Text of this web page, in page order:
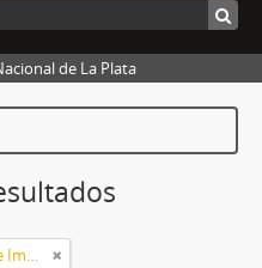
de La Plata
Colección de Publicaciones de Arte Impreso